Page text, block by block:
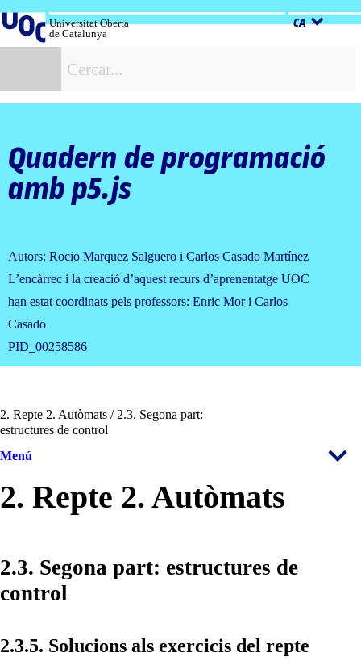
al
contingut
Universitat Oberta
de Catalunya
CA
Quadern de programació
amb p5.js
Autors: Rocio Marquez Salguero i Carlos Casado Martínez
L’encàrrec i la creació d’aquest recurs d’aprenentatge UOC
han estat coordinats pels professors: Enric Mor i Carlos
Casado
PID_00258586
2. Repte 2. Autòmats / 2.3. Segona part:
estructures de control
Menú
2. Repte 2. Autòmats
2.3. Segona part: estructures de
control
2.3.5. Solucions als exercicis del repte